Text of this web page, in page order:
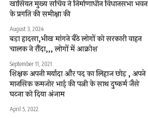
खासियत मुख्य सचिव ने निर्माणाधीन विधानसभा भवन
के प्रगति की समीक्षा की
August 3, 2024
बड़ा हादसा,भीख मांगने बैठे लोगों को सरकारी वाहन
चालक ने रौंदा,,, लोगों में आक्रोश
September 11, 2021
शिक्षक अपनी मर्यादा और पद का लिहाज छोड़ , अपने
मानसिक कमजोर भाई की पत्नी के साथ दुष्कर्म जैसे
घटना को दिया अंजाम
April 5, 2022